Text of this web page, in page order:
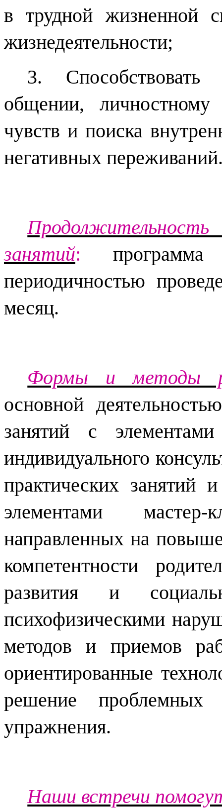
в трудной жизненной
жизнедеятельности;
3. Способствовать
общении, личностному
чувств и поиска
негативных
занятий:
периодичностью
месяц.
Формы и методы
основной
занятий с элементами
индивидуального
практических занятий
элементами
направленных на
компетентности
развития и
психофизическими
методов и приемов
ориентированные
решение проблемных
упражнения.
Наши встречи